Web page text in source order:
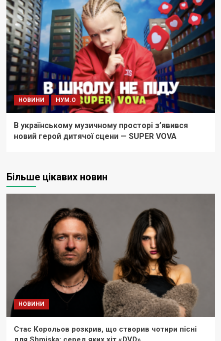
НОВИНИ НУМ.О
В українському музичному просторі з’явився
новий герой дитячої сцени — SUPER VOVA
Більше цікавих новин
НОВИНИ
Стас Корольов розкрив, що створив чотири пісні